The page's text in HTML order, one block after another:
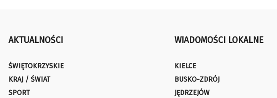
AKTUALNOŚCI
ŚWIĘTOKRZYSKIE
KRAJ / ŚWIAT
SPORT
WIADOMOŚCI LOKALNE
KIELCE
BUSKO-ZDRÓJ
JĘDRZEJÓW